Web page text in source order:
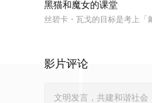
黑猫和魔女的课堂
丝碧卡・瓦戈的目标是考上「
影片评论